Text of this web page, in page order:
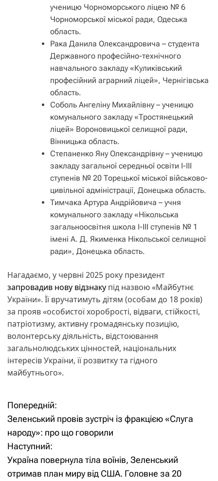
ученицю Чорноморського ліцею № 6
Чорноморської міської ради, Одеська
область.
Рака Данила Олександровича – студента
Державного професійно-технічного
навчального закладу «Куликівський
професійний аграрний ліцей», Чернігівська
область.
Соболь Ангеліну Михайлівну – ученицю
комунального закладу «Тростянецький
ліцей» Вороновицької селищної ради,
Вінницька область.
Степаненко Яну Олександрівну – ученицю
закладу загальної середньої освіти І-ІІІ
ступенів № 20 Торецької міської військово-
цивільної адміністрації, Донецька область.
Тимчака Артура Андрійовича – учня
комунального закладу «Нікольська
загальноосвітня школа І-ІІІ ступенів № 1
імені А. Д. Якименка Нікольської селищної
ради», Донецька область.
Нагадаємо, у червні 2025 року президент
запровадив нову відзнаку під назвою «Майбутнє
України». Її вручатимуть дітям (особам до 18 років)
за прояв «особистої хоробрості, відваги, стійкості,
патріотизму, активну громадянську позицію,
волонтерську діяльність, відстоювання
загальнолюдських цінностей, національних
інтересів України, її розвитку та гідного
майбутнього».
Н
а
в
і
Попередній:
Зеленський провів зустріч із фракцією «Слуга
народу»: про що говорили
Наступний:
Україна повернула тіла воїнів, Зеленський
отримав план миру від США. Головне за 20